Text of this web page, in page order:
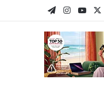
فيسبوك يوتيوب انستقرام